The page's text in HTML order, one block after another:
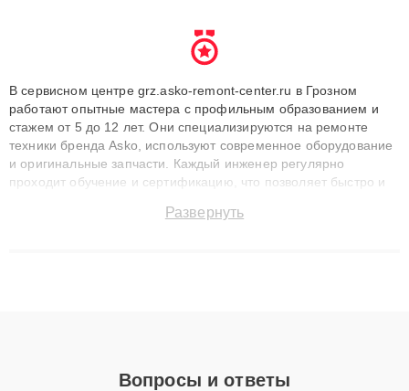
В сервисном центре grz.asko-remont-center.ru в Грозном
работают опытные мастера с профильным образованием и
стажем от 5 до 12 лет. Они специализируются на ремонте
техники бренда Asko, используют современное оборудование
и оригинальные запчасти. Каждый инженер регулярно
проходит обучение и сертификацию, что позволяет быстро и
сохранением гарантии до 3 лет. Наши мастера решают
Развернуть
Вопросы и ответы